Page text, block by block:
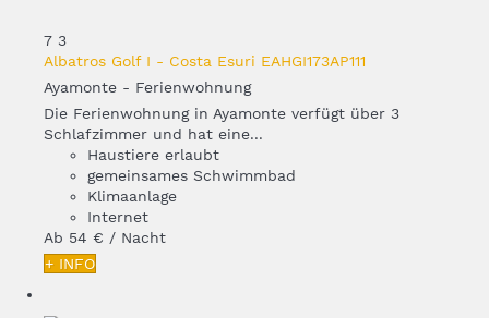
7 3
Albatros Golf I - Costa Esuri EAHGI173AP111
Ayamonte - Ferienwohnung
Die Ferienwohnung in Ayamonte verfügt über 3
Schlafzimmer und hat eine...
Haustiere erlaubt
gemeinsames Schwimmbad
Klimaanlage
Internet
Ab 54 € / Nacht
+ INFO